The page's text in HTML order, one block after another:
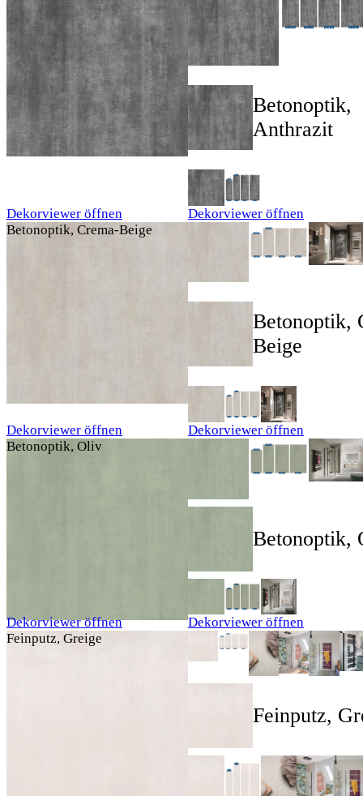
Dekorviewer öffnen
Betonoptik,
Anthrazit
Dekorviewer öffnen
Betonoptik, Crema-Beige
Dekorviewer öffnen
Betonoptik,
Beige
Dekorviewer öffnen
Betonoptik, Oliv
Dekorviewer öffnen
Betonoptik,
Dekorviewer öffnen
Feinputz, Greige
Feinputz,